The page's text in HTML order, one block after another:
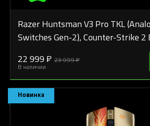
Razer Huntsman V3 Pro TKL
Switches Gen-2), Counter-Strike 2
22 999 ₽ 23 999 ₽
В наличии
Новинка